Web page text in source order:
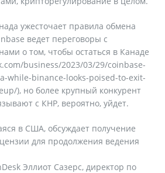
ужесточает правила обмена
ведет переговоры с
о том, чтобы остаться в Канаде
business/2023/03/29/coinbase-
while-binance-looks-poised-to-exit-
), но более крупный конкурент
с КНР, вероятно, уйдет.
в США, обсуждает получение
для продолжения ведения
Эллиот Сазерс, директор по